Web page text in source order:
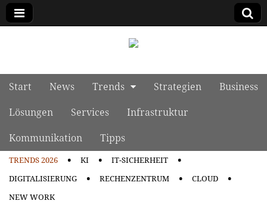
Main menu
Skip to content
Start News Trends Strategien
Business
Lösungen
Services
Infrastruktur
Kommunikation
Tipps
TRENDS 2026 KI
IT-SICHERHEIT
DIGITALISIERUNG
RECHENZENTRUM
CLOUD
NEW WORK